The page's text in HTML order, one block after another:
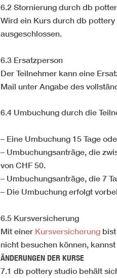
6.2 Stornierung durch db
Wird ein Kurs durch db
ausgeschlossen.
6.3 Ersatzperson
Der Teilnehmer kann eine
Mail unter Angabe des
6.4 Umbuchung durch die
– Eine Umbuchung 15 Tage
– Umbuchungsanträge, die
von CHF 50.
– Umbuchungsanträge, die 7
– Die Umbuchung erfolgt
6.5 Kursversicherung
Mit einer Kursversicherung
nicht besuchen können,
ÄNDERUNGEN DER KURSE
7.1 db pottery studio behält